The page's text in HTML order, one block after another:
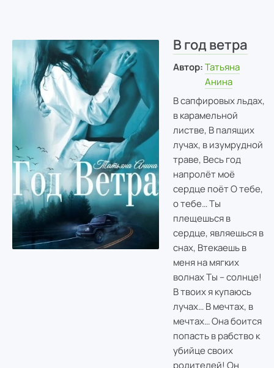
В год ветра
Автор: Татьяна
Анина
В сапфировых льдах,
в карамельной
листве, В палящих
лучах, в изумрудной
траве, Весь год
напролёт моё
сердце поёт О тебе,
о тебе… Ты
плещешься в
сердце, являешься в
снах, Втекаешь в
меня на мягких
волнах Ты – солнце!
В твоих я купаюсь
лучах… В мечтах, в
мечтах… Она боится
попасть в рабство к
убийце своих
родителей! Он